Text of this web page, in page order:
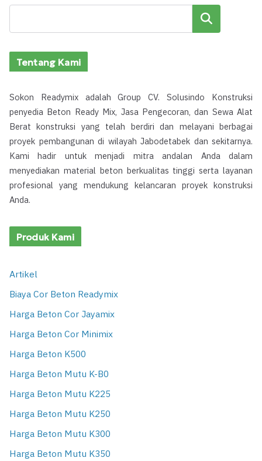
Cari
Tentang Kami
Sokon Readymix adalah Group CV. Solusindo Konstruksi
penyedia Beton Ready Mix, Jasa Pengecoran, dan Sewa Alat
Berat konstruksi yang telah berdiri dan melayani berbagai
proyek pembangunan di wilayah Jabodetabek dan sekitarnya.
Kami hadir untuk menjadi mitra andalan Anda dalam
menyediakan material beton berkualitas tinggi serta layanan
profesional yang mendukung kelancaran proyek konstruksi
Anda.
Produk Kami
Artikel
Biaya Cor Beton Readymix
Harga Beton Cor Jayamix
Harga Beton Cor Minimix
Harga Beton K500
Harga Beton Mutu K-B0
Harga Beton Mutu K225
Harga Beton Mutu K250
Harga Beton Mutu K300
Harga Beton Mutu K350